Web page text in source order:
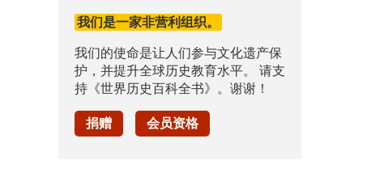
我们是一家非营利组织。
我们的使命是让人们参与文化遗产保
护，并提升全球历史教育水平。 请支
持《世界历史百科全书》。谢谢！
捐赠 会员资格